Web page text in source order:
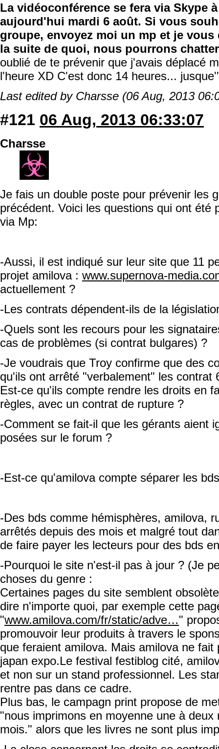
La vidéoconférence se fera via Skype
aujourd'hui mardi 6 août. Si vous
groupe, envoyez moi un mp et je
la suite de quoi, nous pourrons
oublié de te prévenir que j'avais déplacé
l'heure XD C'est donc 14 heures...
Last edited by Charsse (06 Aug, 2013
#121 06 Aug, 2013 06:33:07
Charsse
Je fais un double poste pour prévenir les
précédent. Voici les questions qui ont été
via Mp:
-Aussi, il est indiqué sur leur site que 11
projet amilova : www.supernova-
actuellement ?
-Les contrats dépendent-ils de la
-Quels sont les recours pour les
cas de problèmes (si contrat bulgares) ?
-Je voudrais que Troy confirme que des
qu'ils ont arrêté "verbalement" les contrat
Est-ce qu'ils compte rendre les droits en
règles, avec un contrat de rupture ?
-Comment se fait-il que les gérants aient
posées sur le forum ?
-Est-ce qu'amilova compte séparer les
-Des bds comme hémisphères, amilova,
arrêtés depuis des mois et malgré tout
de faire payer les lecteurs pour des bds
-Pourquoi le site n'est-il pas à jour ? (Je
choses du genre :
Certaines pages du site semblent
dire n'importe quoi, par exemple cette
"www.amilova.com/fr/static/adve…"
promouvoir leur produits à travers le
que feraient amilova. Mais amilova ne
japan expo.Le festival festiblog cité,
et non sur un stand professionnel. Les
rentre pas dans ce cadre.
Plus bas, le campagn print propose de
"nous imprimons en moyenne une à
mois." alors que les livres ne sont plus